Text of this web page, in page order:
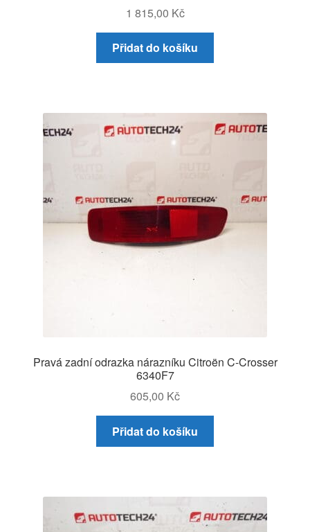
1 815,00 Kč
Přidat do košíku
Pravá zadní odrazka nárazníku Citroën C-Crosser
6340F7
605,00 Kč
Přidat do košíku